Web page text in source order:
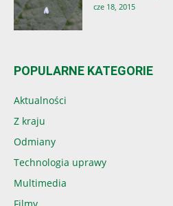
cze 18, 2015
POPULARNE KATEGORIE
Aktualności
Z kraju
Odmiany
Technologia uprawy
Multimedia